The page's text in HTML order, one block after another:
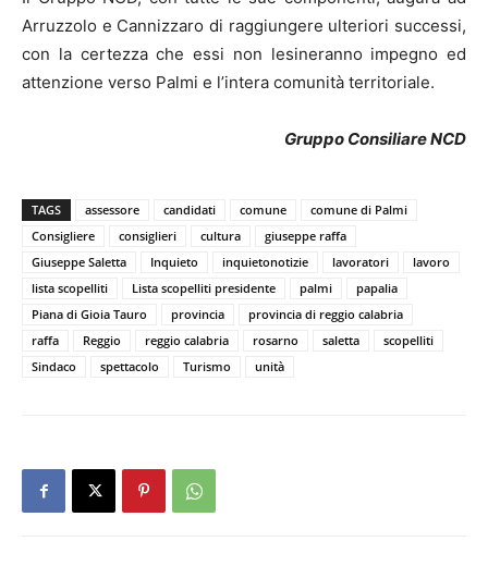
Arruzzolo e Cannizzaro di raggiungere ulteriori successi,
con la certezza che essi non lesineranno impegno ed
attenzione verso Palmi e l’intera comunità territoriale.
Gruppo Consiliare NCD
TAGS assessore candidati comune
comune di Palmi
Consigliere
consiglieri cultura
giuseppe raffa
Giuseppe Saletta
Inquieto inquietonotizie lavoratori
lavoro
lista scopelliti
Lista scopelliti presidente palmi
papalia
Piana di Gioia Tauro
provincia
provincia di reggio calabria
raffa
Reggio reggio calabria rosarno saletta
scopelliti
Sindaco
spettacolo Turismo unità